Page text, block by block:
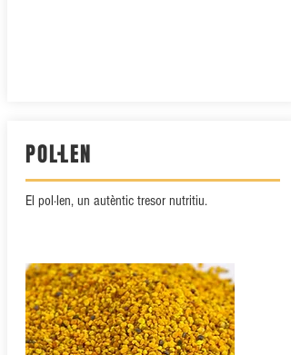
POL·LEN
El pol·len, un autèntic tresor nutritiu.